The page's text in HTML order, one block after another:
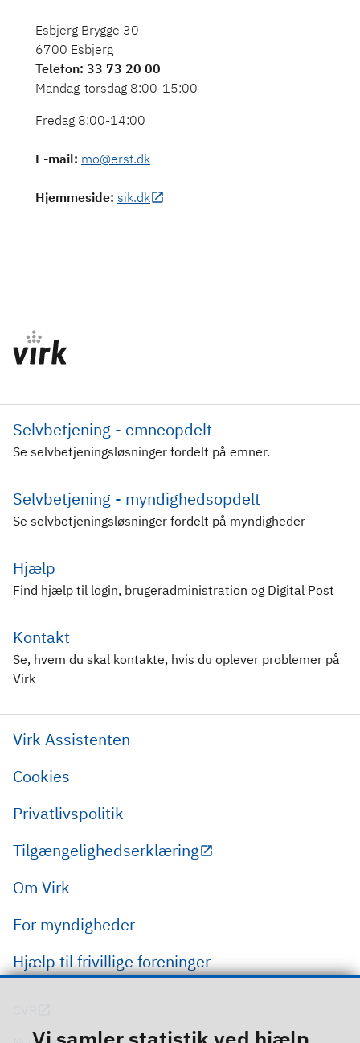
Esbjerg Brygge 30
6700 Esbjerg
Telefon: 33 73 20 00
Mandag-torsdag 8:00-15:00
Fredag 8:00-14:00
E-mail: mo@erst.dk
Hjemmeside: sik.dk
Selvbetjening - emneopdelt
Se selvbetjeningsløsninger fordelt på emner.
Selvbetjening - myndighedsopdelt
Se selvbetjeningsløsninger fordelt på myndigheder
Hjælp
Find hjælp til login, brugeradministration og Digital Post
Kontakt
Se, hvem du skal kontakte, hvis du oplever problemer på
Virk
Virk Assistenten
Cookies
Privatlivspolitik
Tilgængelighedserklæring
Om Virk
For myndigheder
Hjælp til frivillige foreninger